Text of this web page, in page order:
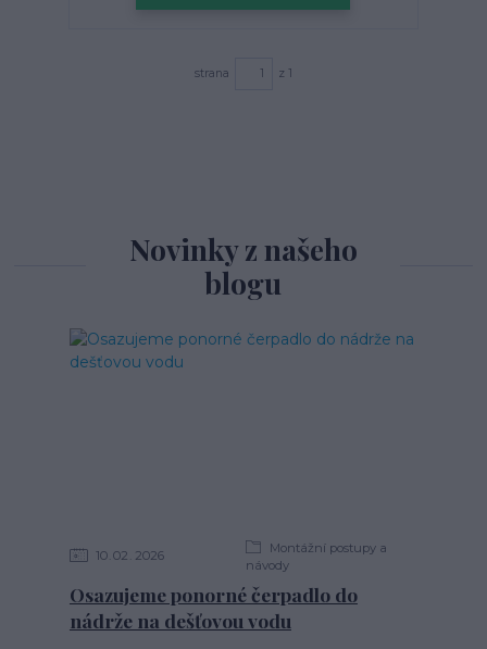
strana z 1
Novinky z našeho
blogu
10 02 2026
Montážní postupy a
návody
Osazujeme ponorné čerpadlo do
nádrže na dešťovou vodu